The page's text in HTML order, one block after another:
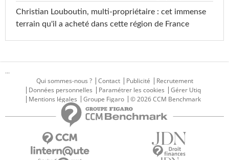
Christian Louboutin, multi-propriétaire : cet immense
terrain qu'il a acheté dans cette région de France
...
Qui sommes-nous ?
Contact Publicité
Recrutement
Données personnelles
Paramétrer les cookies
Gérer Utiq
Mentions légales
Groupe Figaro © 2026 CCM Benchmark